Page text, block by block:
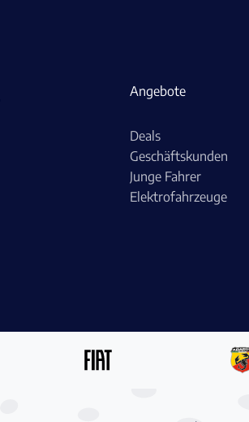
Angebote
Deals
Geschäftskunden
Junge Fahrer
Elektrofahrzeuge